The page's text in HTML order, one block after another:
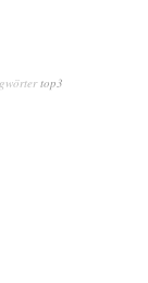
top3